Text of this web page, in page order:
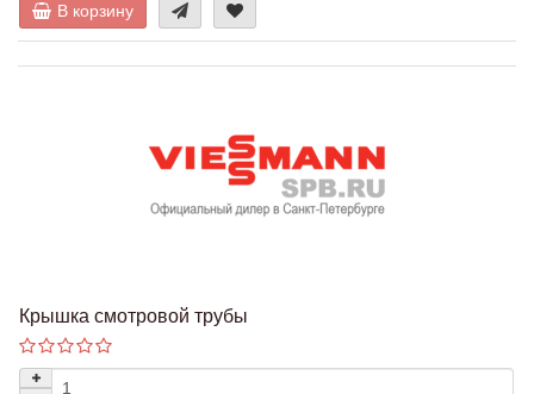
В корзину
Крышка смотровой трубы